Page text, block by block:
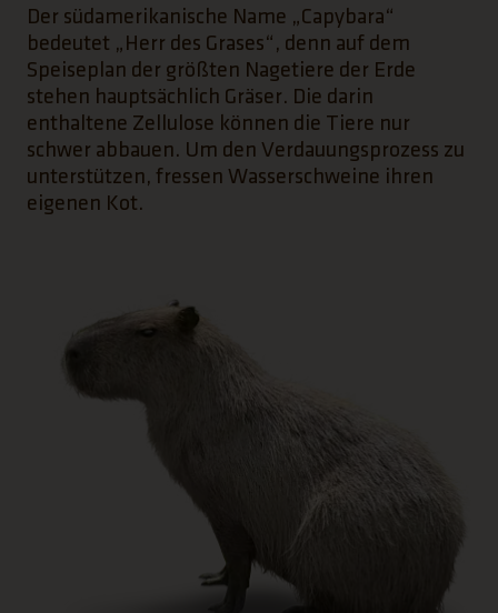
Der südamerikanische Name „Capybara“
bedeutet „Herr des Grases“, denn auf dem
Speiseplan der größten Nagetiere der Erde
stehen hauptsächlich Gräser. Die darin
enthaltene Zellulose können die Tiere nur
schwer abbauen. Um den Verdauungsprozess zu
unterstützen, fressen Wasserschweine ihren
eigenen Kot.